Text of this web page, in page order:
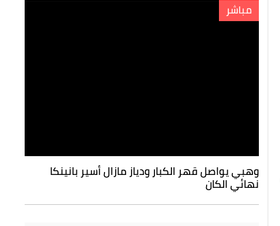
مباشر
وهبي يواصل قهر الكبار ودياز مازال أسير بانينكا
نهائي الكان